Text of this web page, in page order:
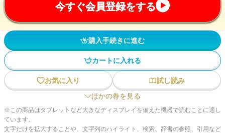
今すぐ会員登録をする
購入手続きに進む
カートに入れる
お気に入り
試し読み
ほかの巻を見る
※この商品はタブレットなど大きなディスプレイを備えた機器で読むことに適し
ています。
文字だけを拡大することや、文字列のハイライト、検索、辞書の参照、引用など